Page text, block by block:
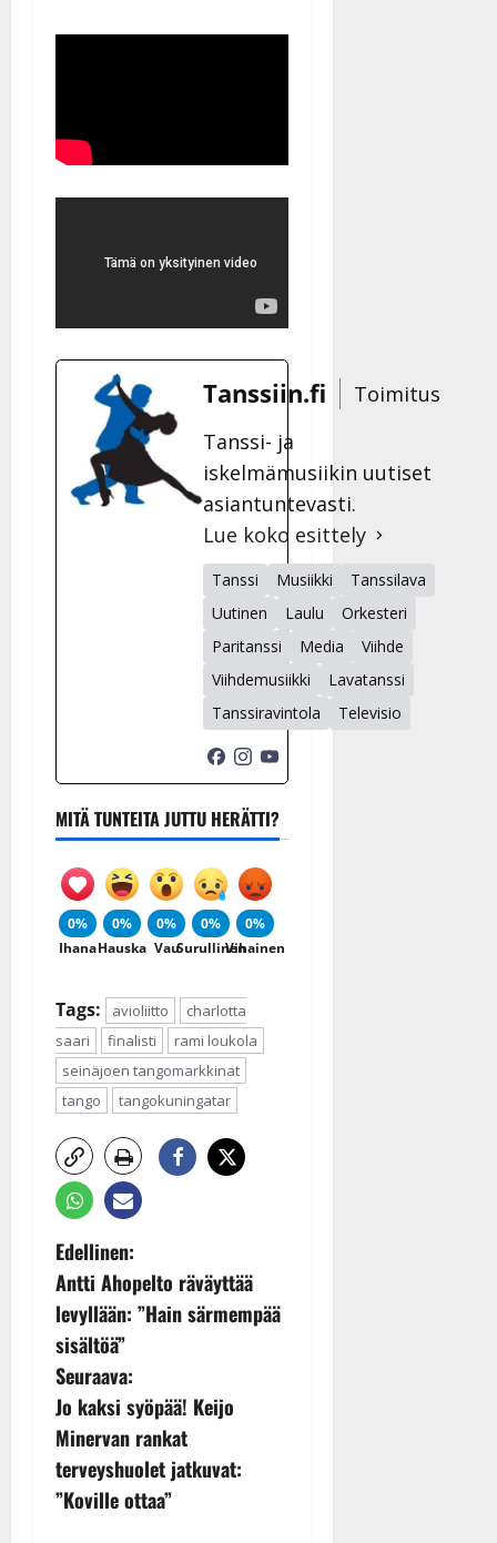
Tanssiin.fi
Toimitus
Tanssi- ja
iskelmämusiikin uutiset
asiantuntevasti.
Lue koko esittely
Tanssi Musiikki
Tanssilava
Uutinen
Laulu
Orkesteri
Paritanssi
Media
Viihde
Viihdemusiikki
Lavatanssi
Tanssiravintola
Televisio
MITÄ TUNTEITA JUTTU HERÄTTI?
0%
Ihana
0%
Hauska
0%
Vau
0%
Surullinen
0%
Vihainen
Tags: avioliitto
charlotta
saari
finalisti
rami loukola
seinäjoen tangomarkkinat
tango
tangokuningatar
P
o
s
t
n
a
Edellinen:
Antti Ahopelto räväyttää
levyllään: ”Hain särmempää
sisältöä”
Seuraava:
Jo kaksi syöpää! Keijo
Minervan rankat
terveyshuolet jatkuvat:
”Koville ottaa”